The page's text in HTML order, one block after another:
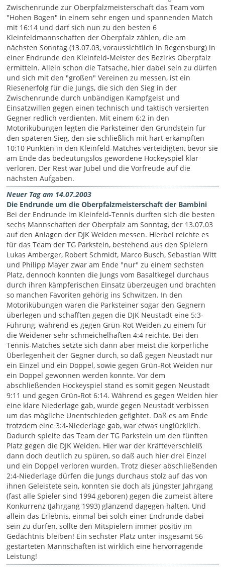
Zwischenrunde zur Oberpfalzmeisterschaft das Team vom
"Hohen Bogen" in einem sehr engen und spannenden Match
mit 16:14 und darf sich nun zu den besten 6
Kleinfeldmannschaften der Oberpfalz zählen, die am
nächsten Sonntag (13.07.03, voraussichtlich in Regensburg) in
einer Endrunde den Kleinfeld-Meister des Bezirks Oberpfalz
ermitteln. Allein schon die Tatsache, hier dabei sein zu dürfen
und sich mit den "großen" Vereinen zu messen, ist ein
Riesenerfolg für die Jungs, die sich den Sieg in der
Zwischenrunde durch unbändigen Kampfgeist und
Einsatzwillen gegen einen technisch und taktisch versierten
Gegner redlich verdienten. Mit einem 6:2 in den
Motorikübungen legten die Parksteiner den Grundstein für
den späteren Sieg, den sie schließlich mit hart erkämpften
10:10 Punkten in den Kleinfeld-Matches verteidigten, bevor sie
am Ende das bedeutungslos gewordene Hockeyspiel klar
verloren. Der Rest war Jubel und die Vorfreude auf die
nächsten Aufgaben.
Neuer Tag am 14.07.2003
Die Endrunde um die Oberpfalzmeisterschaft der Bambini
Bei der Endrunde im Kleinfeld-Tennis durften sich die besten
sechs Mannschaften der Oberpfalz am Sonntag, der 13.07.03
auf den Anlagen der DJK Weiden messen. Hierbei reichte es
für das Team der TG Parkstein, bestehend aus den Spielern
Lukas Amberger, Robert Schmidt, Marco Busch, Sebastian Witt
und Philipp Mayer zwar am Ende "nur" zu einem sechsten
Platz, dennoch konnten die Jungs vom Basaltkegel durchaus
durch ihren kämpferischen Einsatz überzeugen und brachten
so manchen Favoriten gehörig ins Schwitzen. In den
Motorikübungen waren die Parksteiner sogar den Gegnern
überlegen und schafften gegen die DJK Neustadt eine 5:3-
Führung, während es gegen Grün-Rot Weiden zu einem für
die Weidener sehr schmeichelhaften 4:4 reichte. Bei den
Tennis-Matches setzte sich dann aber meist die körperliche
Überlegenheit der Gegner durch, so daß gegen Neustadt nur
ein Einzel und ein Doppel, sowie gegen Grün-Rot Weiden nur
ein Doppel gewonnen werden konnte. Vor dem
abschließenden Hockeyspiel stand es somit gegen Neustadt
9:11 und gegen Grün-Rot 6:14. Während es gegen Weiden hier
eine klare Niederlage gab, wurde gegen Neustadt verbissen
um das mögliche Unentschieden gefightet. Daß es am Ende
trotzdem eine 3:4-Niederlage gab, war etwas unglücklich.
Dadurch spielte das Team der TG Parkstein um den fünften
Platz gegen die DJK Weiden. Hier war der Kräfteverschleiß
dann doch deutlich zu spüren, so daß auch hier drei Einzel
und ein Doppel verloren wurden. Trotz dieser abschließenden
2:4-Niederlage dürfen die Jungs durchaus stolz auf das von
ihnen Geleistete sein, konnten sie doch als jüngster Jahrgang
(fast alle Spieler sind 1994 geboren) gegen die zumeist ältere
Konkurrenz (Jahrgang 1993) glänzend dagegen halten. Und
allein das Erlebnis, einmal bei solch einer Endrunde dabei
sein zu dürfen, sollte den Mitspielern immer positiv im
Gedächtnis bleiben! Ein sechster Platz unter insgesamt 56
gestarteten Mannschaften ist wirklich eine hervorragende
Leistung!